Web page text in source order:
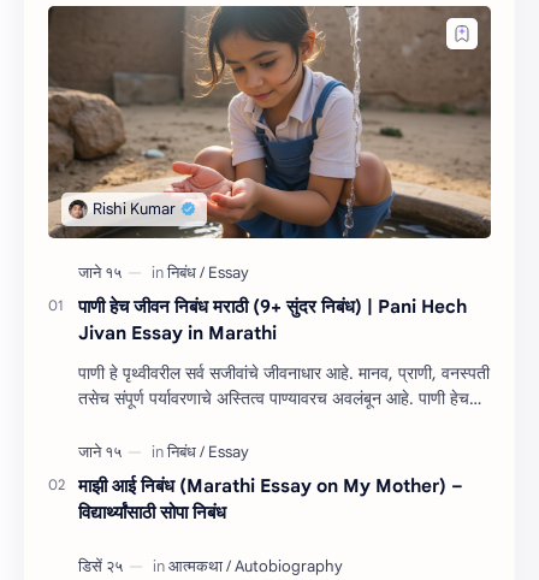
पाणी हेच जीवन निबंध मराठी (9+ सुंदर निबंध) | Pani Hech
Jivan Essay in Marathi
पाणी हे पृथ्वीवरील सर्व सजीवांचे जीवनाधार आहे. मानव, प्राणी, वनस्पती
तसेच संपूर्ण पर्यावरणाचे अस्तित्व पाण्यावरच अवलंबून आहे. पाणी हेच
माझी आई निबंध (Marathi Essay on My Mother) –
विद्यार्थ्यांसाठी सोपा निबंध